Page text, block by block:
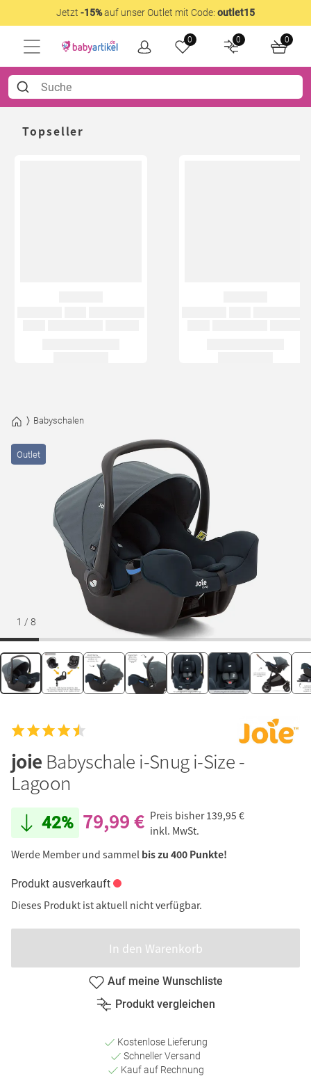
Jetzt -15%auf unser Outlet mit Code: outlet15
0 0 0
Topseller
Babyschalen
1 / 8
Outlet
joie Babyschale i-Snug i-Size -
Lagoon
42% 79,99 € Preis bisher 139,95 €
inkl. MwSt.
Werde Member und sammel bis zu 400 Punkte!
Produkt ausverkauft
Dieses Produkt ist aktuell nicht verfügbar.
In den Warenkorb
Auf meine Wunschliste
Produkt vergleichen
Kostenlose Lieferung
Schneller Versand
Kauf auf Rechnung